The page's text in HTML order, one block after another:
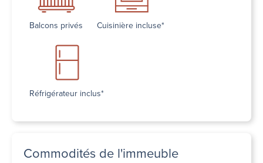
Balcons privés Cuisinière incluse*
Réfrigérateur inclus*
Commodités de l'immeuble